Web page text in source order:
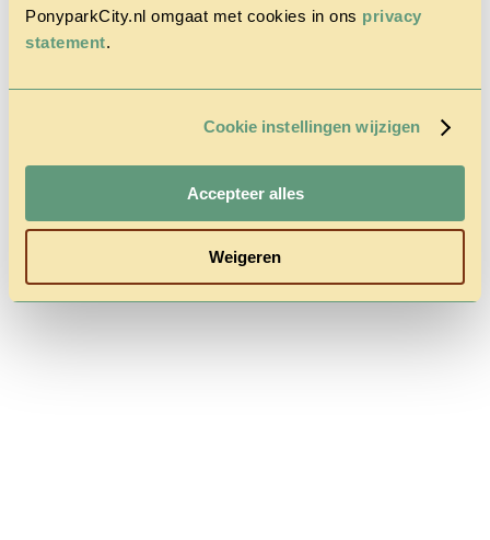
PonyparkCity.nl omgaat met cookies in ons privacy
statement.
Cookie instellingen wijzigen
Accepteer alles
Weigeren
Follow us